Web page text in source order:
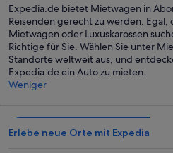
Expedia.de bietet Mietwagen in
Reisenden gerecht zu werden. Egal,
Mietwagen oder Luxuskarossen
Richtige für Sie. Wählen Sie unter
Standorte weltweit aus, und
Expedia.de ein Auto zu mieten.
Weniger
Erlebe neue Orte mit Expedia